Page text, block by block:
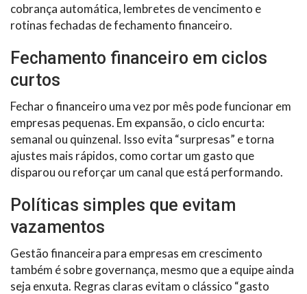
cobrança automática, lembretes de vencimento e
rotinas fechadas de fechamento financeiro.
Fechamento financeiro em ciclos
curtos
Fechar o financeiro uma vez por mês pode funcionar em
empresas pequenas. Em expansão, o ciclo encurta:
semanal ou quinzenal. Isso evita “surpresas” e torna
ajustes mais rápidos, como cortar um gasto que
disparou ou reforçar um canal que está performando.
Políticas simples que evitam
vazamentos
Gestão financeira para empresas em crescimento
também é sobre governança, mesmo que a equipe ainda
seja enxuta. Regras claras evitam o clássico “gasto